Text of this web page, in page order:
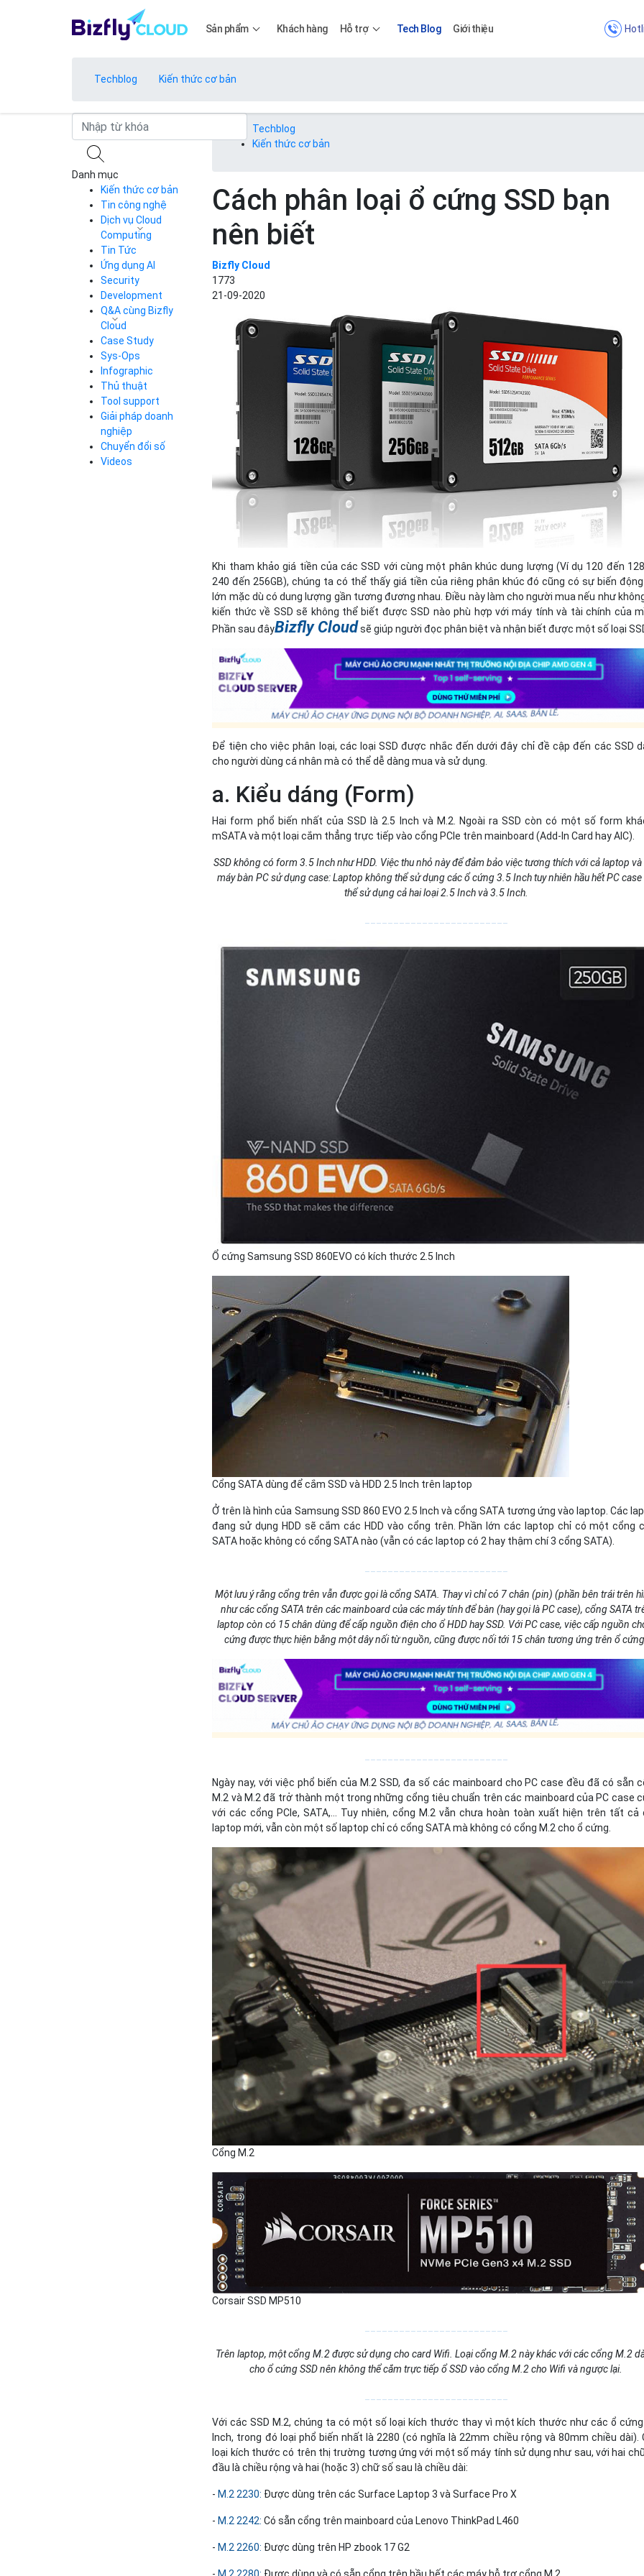
Sản phẩm
Bảng giá
Bảng giá
Bảng giá Bảng giá
Bảng giá Bảng giá
Bảng giá
Bảng giá
Khách hàng Hỗ trợ Tech Blog Giới thiệu
Techblog Kiến thức cơ bản
Techblog
Kiến thức cơ bản
Cách phân loại ổ cứng SSD bạn
nên biết
Bizfly Cloud
1773
21-09-2020
Khi tham khảo giá tiền của các SSD với cùng một phân khúc dung lượng (Ví dụ 120 đến
240 đến 256GB), chúng ta có thể thấy giá tiền của riêng phân khúc đó cũng có sự biến
lớn mặc dù có dung lượng gần tương đương nhau. Điều này làm cho người mua nếu như
kiến thức về SSD sẽ không thể biết được SSD nào phù hợp với máy tính và tài chính của
Phần sau đâyBizfly Cloudsẽ giúp người đọc phân biệt và nhận biết được một số loại
Để tiện cho việc phân loại, các loại SSD được nhắc đến dưới đây chỉ đề cập đến các SSD
cho người dùng cá nhân mà có thể dễ dàng mua và sử dụng.
a. Kiểu dáng (Form)
Hai form phổ biến nhất của SSD là 2.5 Inch và M.2. Ngoài ra SSD còn có một số form
mSATA và một loại cắm thẳng trực tiếp vào cổng PCIe trên mainboard (Add-In Card hay AIC).
SSD không có form 3.5 Inch như HDD. Việc thu nhỏ này để đảm bảo việc tương thích với cả laptop và
máy bàn PC sử dụng case: Laptop không thể sử dụng các ổ cứng 3.5 Inch tuy nhiên hầu hết PC case
thể sử dụng cả hai loại 2.5 Inch và 3.5 Inch.
Ổ cứng Samsung SSD 860EVO có kích thước 2.5 Inch
Cổng SATA dùng để cắm SSD và HDD 2.5 Inch trên laptop
Ở trên là hình của Samsung SSD 860 EVO 2.5 Inch và cổng SATA tương ứng vào laptop. Các
đang sử dụng HDD sẽ cắm các HDD vào cổng trên. Phần lớn các laptop chỉ có một cổng
SATA hoặc không có cổng SATA nào (vẫn có các laptop có 2 hay thậm chí 3 cổng SATA).
Một lưu ý rằng cổng trên vẫn được gọi là cổng SATA. Thay vì chỉ có 7 chân (pin) (phần bên trái trên
như các cổng SATA trên các mainboard của các máy tính để bàn (hay gọi là PC case), cổng SATA
laptop còn có 15 chân dùng để cấp nguồn điện cho ổ HDD hay SSD. Với PC case, việc cấp nguồn
cứng được thực hiện bằng một dây nối từ nguồn, cũng được nối tới 15 chân tương ứng trên ổ cứng.
Ngày nay, với việc phổ biến của M.2 SSD, đa số các mainboard cho PC case đều đã có sẵn
M.2 và M.2 đã trở thành một trong những cổng tiêu chuẩn trên các mainboard của PC case
với các cổng PCIe, SATA,… Tuy nhiên, cổng M.2 vẫn chưa hoàn toàn xuất hiện trên tất cả
laptop mới, vẫn còn một số laptop chỉ có cổng SATA mà không có cổng M.2 cho ổ cứng.
Cổng M.2
Corsair SSD MP510
Trên laptop, một cổng M.2 được sử dụng cho card Wifi. Loại cổng M.2 này khác với các cổng M.2
cho ổ cứng SSD nên không thể cắm trực tiếp ổ SSD vào cổng M.2 cho Wifi và ngược lại.
Với các SSD M.2, chúng ta có một số loại kích thước thay vì một kích thước như các ổ cứng
Inch, trong đó loại phổ biến nhất là 2280 (có nghĩa là 22mm chiều rộng và 80mm chiều dài).
loại kích thước có trên thị trường tương ứng với một số máy tính sử dụng như sau, với hai
đầu là chiều rộng và hai (hoặc 3) chữ số sau là chiều dài:
- M.2 2230: Được dùng trên các Surface Laptop 3 và Surface Pro X
- M.2 2242: Có sẵn cổng trên mainboard của Lenovo ThinkPad L460
- M.2 2260: Được dùng trên HP zbook 17 G2
Danh mục
Kiến thức cơ bản
Tin công nghệ
Dịch vụ Cloud
Computing
Cloud Server
CDN
Load Balancer
Auto Scaling
Container Registry
Kubernetes
Cloud Database
Call Center
Business Email
Simple Storage
VPN
Traffic Manager
Cloud VPS
Kafka
Videos
Tin Tức
Ứng dụng AI
Security
Development
Q&A cùng Bizfly
Cloud
Q&A về Bizfly
Cloud Server
Thao tác kết nối
tới server
Videos
Q&A về Bizfly
Business Email
Videos
Case Study
Sys-Ops
Infographic
Thủ thuật
Tool support
Giải pháp doanh
nghiệp
Chuyển đổi số
Videos